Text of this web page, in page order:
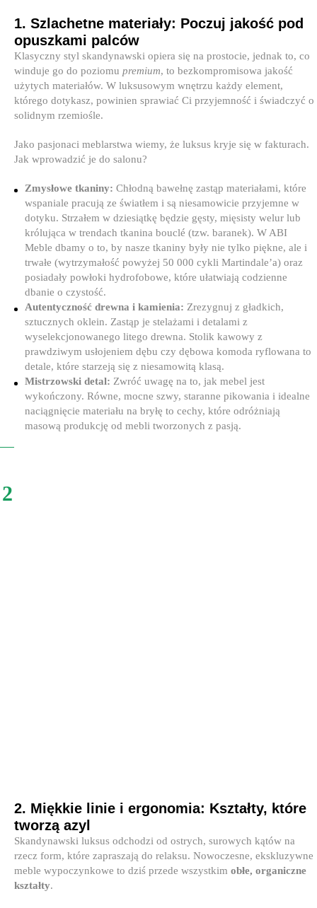
1. Szlachetne materiały: Poczuj jakość pod
opuszkami palców
Klasyczny styl skandynawski opiera się na prostocie, jednak to, co
winduje go do poziomu premium, to bezkompromisowa jakość
użytych materiałów. W luksusowym wnętrzu każdy element,
którego dotykasz, powinien sprawiać Ci przyjemność i świadczyć o
solidnym rzemiośle.
Jako pasjonaci meblarstwa wiemy, że luksus kryje się w fakturach.
Jak wprowadzić je do salonu?
Zmysłowe tkaniny: Chłodną bawełnę zastąp materiałami, które
wspaniale pracują ze światłem i są niesamowicie przyjemne w
dotyku. Strzałem w dziesiątkę będzie gęsty, mięsisty welur lub
królująca w trendach tkanina bouclé (tzw. baranek). W ABI
Meble dbamy o to, by nasze tkaniny były nie tylko piękne, ale i
trwałe (wytrzymałość powyżej 50 000 cykli Martindale’a) oraz
posiadały powłoki hydrofobowe, które ułatwiają codzienne
dbanie o czystość.
Autentyczność drewna i kamienia: Zrezygnuj z gładkich,
sztucznych oklein. Zastąp je stelażami i detalami z
wyselekcjonowanego litego drewna. Stolik kawowy z
prawdziwym usłojeniem dębu czy dębowa komoda ryflowana to
detale, które starzeją się z niesamowitą klasą.
Mistrzowski detal: Zwróć uwagę na to, jak mebel jest
wykończony. Równe, mocne szwy, staranne pikowania i idealne
naciągnięcie materiału na bryłę to cechy, które odróżniają
masową produkcję od mebli tworzonych z pasją.
2
2. Miękkie linie i ergonomia: Kształty, które
tworzą azyl
Skandynawski luksus odchodzi od ostrych, surowych kątów na
rzecz form, które zapraszają do relaksu. Nowoczesne, ekskluzywne
meble wypoczynkowe to dziś przede wszystkim obłe, organiczne
kształty.